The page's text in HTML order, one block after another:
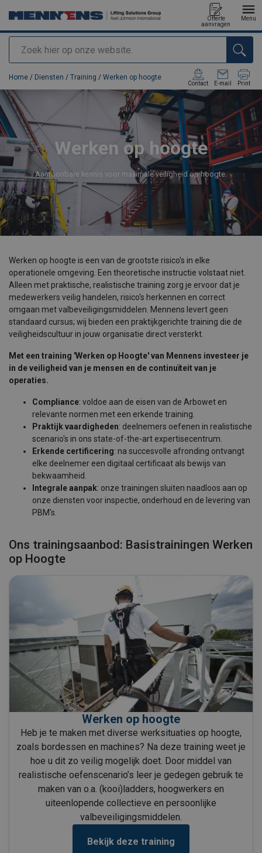
Zoeken
Offerte
aanvragen
Menu
toegevoegd aan uw offerte
Home / Diensten / Training / Werken op hoogte
Contact E-mail Print
Werken op hoogte
Aantoonbare kennis voor maximale veiligheid op hoogte.
Werken op hoogte is een van de grootste risico's in elke
operationele omgeving. Een theoretische instructie volstaat niet.
Alleen met praktische, realistische training zorg je ervoor dat je
medewerkers veilig handelen, risico's herkennen en correct
omgaan met valbeveiligingsmiddelen. Mennens levert geen
standaard cursus; wij bieden een praktijkgerichte training die de
veiligheidscultuur in jouw organisatie direct versterkt.
Met een training 'Werken op Hoogte' van Mennens investeer je
in de veiligheid van je mensen en de continuïteit van je
operaties.
Compliance: voldoe aan de eisen van de Arbowet en
relevante normen met een erkende training.
Praktijk vaardigheden: deelnemers oefenen in realistische
scenario's in ons state-of-the-art expertisecentrum.
Erkende certificering: na succesvolle afronding ontvangt
elke deelnemer een digitaal certificaat als bewijs van
bekwaamheid.
Integrale aanpak: onze trainingen sluiten naadloos aan op
onze diensten voor inspectie, onderhoud en de levering van
PBM's.
Ons trainingsaanbod: Basistrainingen Werken
op Hoogte
Werken op hoogte
Heb je te maken met diverse werksituaties op hoogte,
zoals bordessen en machines? Na deze training weet je
hoe u dit zo veilig mogelijk doet. Door middel van
realistische oefenscenario’s leer je gedegen gebruik te
maken van o.a. (kooi)ladders, hoogwerkers en
uiteenlopende collectieve en persoonlijke
valbeveiligingsmiddelen.
Bekijk deze training